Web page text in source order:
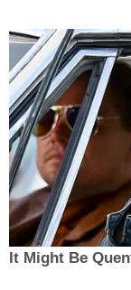
It Might Be